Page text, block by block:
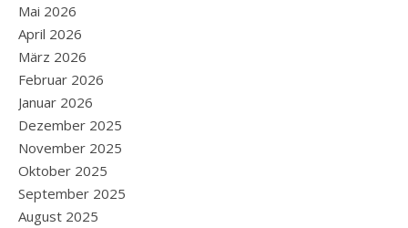
Mai 2026
April 2026
März 2026
Februar 2026
Januar 2026
Dezember 2025
November 2025
Oktober 2025
September 2025
August 2025